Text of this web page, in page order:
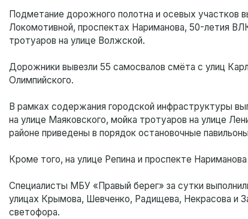
Подметание дорожного полотна и осевых участков
Локомотивной, проспектах Нариманова, 50-летия
тротуаров на улице Волжской.
Дорожники вывезли 55 самосвалов смёта с улиц
Олимпийского.
В рамках содержания городской инфраструктуры
на улице Маяковского, мойка тротуаров на улице
районе приведены в порядок остановочные
Кроме того, на улице Репина и проспекте
Специалисты МБУ «Правый берег» за сутки
улицах Крымова, Шевченко, Радищева, Некрасова и
светофора.